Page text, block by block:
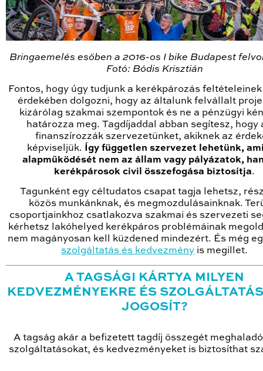
Bringaemelés esőben a 2016-os I bike Budapest
Fotó: Bódis Krisztián
Fontos, hogy úgy tudjunk a kerékpározás
érdekében dolgozni, hogy az általunk felvállalt
kizárólag szakmai szempontok és ne a pénzügyi
határozza meg. Tagdíjaddal abban segítesz, hogy
finanszírozzák szervezetünket, akiknek az
képviseljük.
Így független szervezet lehetünk,
alapműködését nem az állam vagy pályázatok,
kerékpárosok civil összefogása biztosítja.
Tagunként egy céltudatos csapat tagja lehetsz,
közös munkánknak, és megmozdulásainknak.
csoportjainkhoz csatlakozva szakmai és szervezeti
kérhetsz lakóhelyed kerékpáros problémáinak
nem magányosan kell küzdened mindezért. És még
szolgáltatás és kedvezmény is megillet.
A TAGSÁGI KÁRTYA MILYEN
KEDVEZMÉNYEKRE ÉS
JOGOSÍT?
A tagság akár a befizetett tagdíj összegét
szolgáltatásokat, és kedvezményeket is biztosíthat